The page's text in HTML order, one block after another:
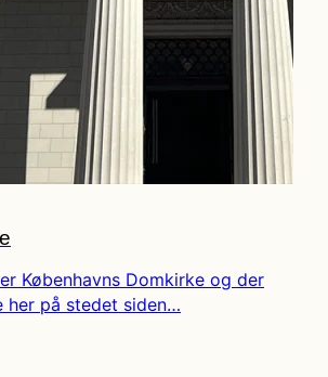
Københavns Domkirke og der
på stedet siden…